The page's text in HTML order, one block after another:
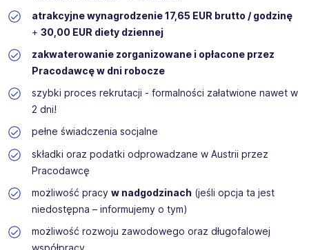
atrakcyjne wynagrodzenie 17,65 EUR brutto / godzinę
+ 30,00 EUR diety dziennej
zakwaterowanie zorganizowane i opłacone przez
Pracodawcę w dni robocze
szybki proces rekrutacji - formalności załatwione nawet w
2 dni!
pełne świadczenia socjalne
składki oraz podatki odprowadzane w Austrii przez
Pracodawcę
możliwość pracy w nadgodzinach(jeśli opcja ta jest
niedostępna – informujemy o tym)
możliwość rozwoju zawodowego oraz długofalowej
współpracy